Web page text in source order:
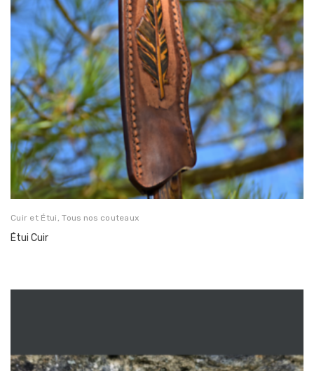
Cuir et Étui ,Tous nos couteaux
Étui Cuir